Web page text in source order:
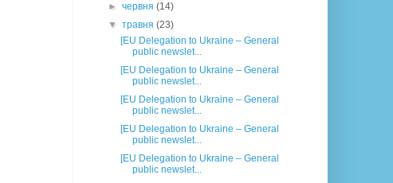
►червня(14)
▼травня(23)
[EU Delegation to Ukraine – General
public newslet...
[EU Delegation to Ukraine – General
public newslet...
[EU Delegation to Ukraine – General
public newslet...
[EU Delegation to Ukraine – General
public newslet...
[EU Delegation to Ukraine – General
public newslet...